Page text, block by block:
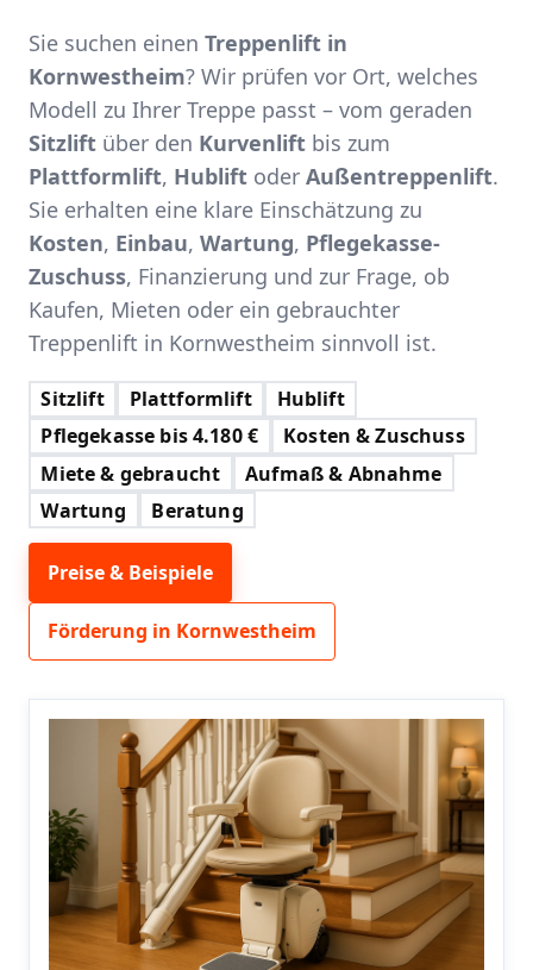
Sie suchen einen Treppenlift in
Kornwestheim? Wir prüfen vor Ort, welches
Modell zu Ihrer Treppe passt – vom geraden
Sitzlift über den Kurvenlift bis zum
Plattformlift, Hublift oder Außentreppenlift.
Sie erhalten eine klare Einschätzung zu
Kosten, Einbau, Wartung, Pflegekasse-
Zuschuss, Finanzierung und zur Frage, ob
Kaufen, Mieten oder ein gebrauchter
Treppenlift in Kornwestheim sinnvoll ist.
Sitzlift Plattformlift
Hublift
Pflegekasse bis 4.180 €
Kosten & Zuschuss
Miete & gebraucht
Aufmaß & Abnahme
Wartung
Beratung
Preise & Beispiele
Förderung in Kornwestheim